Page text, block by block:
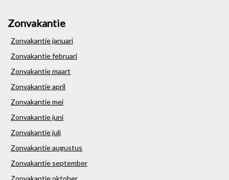
Zonvakantie
Zonvakantie januari
Zonvakantie februari
Zonvakantie maart
Zonvakantie april
Zonvakantie mei
Zonvakantie juni
Zonvakantie juli
Zonvakantie augustus
Zonvakantie september
Zonvakantie oktober